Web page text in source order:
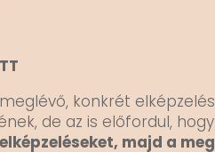
konkrét
de az is előfordul,
majd a